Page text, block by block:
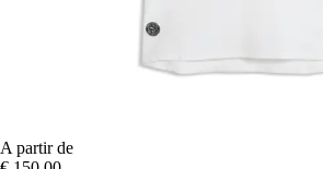
A partir de